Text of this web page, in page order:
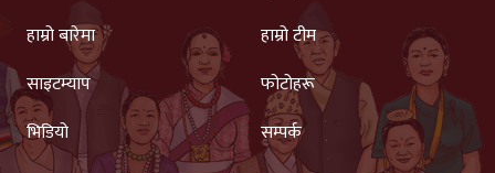
हाम्रो बारेमा
हाम्रो टीम
साइटम्याप
फोटोहरू
भिडियो
सम्पर्क